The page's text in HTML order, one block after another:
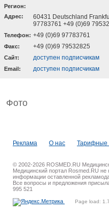
Регион:
Адрес:
60431 Deutschland
97783761 +49 (0)69
Телефон: +49 (0)69 97783761
Факс: +49 (0)69 79532825
Cайт: доступен подписчикам
Email: доступен подписчикам
Фото
Реклама О нас Тарифные
© 2002-2026 ROSMED.RU
Медицинский портал Rosmed.RU не
информации оставленной
Все вопросы и предложения
995 521
Page load: